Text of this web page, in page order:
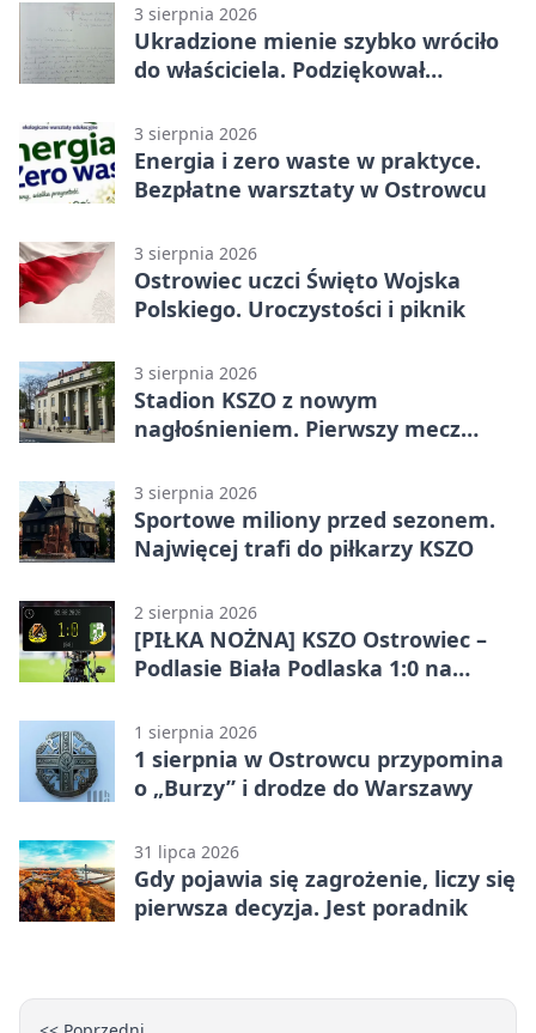
3 sierpnia 2026
Ukradzione mienie szybko wróciło
do właściciela. Podziękował
3 sierpnia 2026
Energia i zero waste w praktyce.
Bezpłatne warsztaty w Ostrowcu
3 sierpnia 2026
Ostrowiec uczci Święto Wojska
Polskiego. Uroczystości i piknik
3 sierpnia 2026
Stadion KSZO z nowym
nagłośnieniem. Pierwszy mecz
3 sierpnia 2026
Sportowe miliony przed sezonem.
Najwięcej trafi do piłkarzy KSZO
2 sierpnia 2026
[PIŁKA NOŻNA] KSZO Ostrowiec –
Podlasie Biała Podlaska 1:0 na
(Grupa IV)
1 sierpnia 2026
1 sierpnia w Ostrowcu przypomina
o „Burzy” i drodze do Warszawy
31 lipca 2026
Gdy pojawia się zagrożenie, liczy się
pierwsza decyzja. Jest poradnik